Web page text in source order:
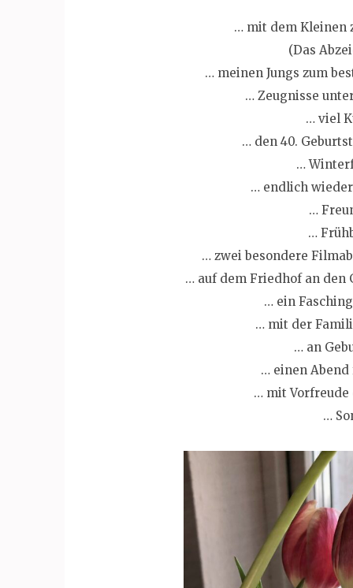
… mit dem Kleinen
(Das
… meinen Jungs zum
… Zeugnisse
… viel
… den 40.
…
… endlich
…
…
… zwei besondere
… auf dem Friedhof an den
… ein
… mit der
… an
… einen
… mit Vorfreude
…